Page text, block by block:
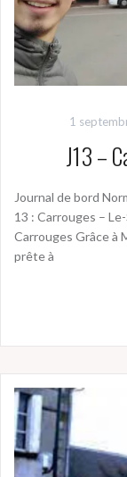
1
J13 –
Journal de bord
13 : Carrouges –
Carrouges Grâce à
prête à